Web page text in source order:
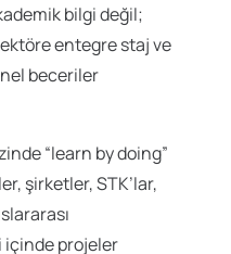
bilgi değil;
entegre staj ve
beceriler
“learn by doing”
şirketler, STK’lar,
içinde projeler